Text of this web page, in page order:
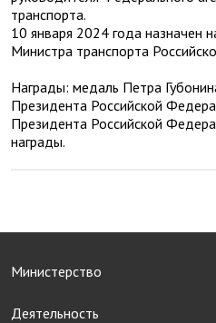
транспорта.
10 января 2024 года назначен
Министра транспорта
Награды: медаль Петра
Президента Российской
Президента Российской
награды.
Министерство
Деятельность